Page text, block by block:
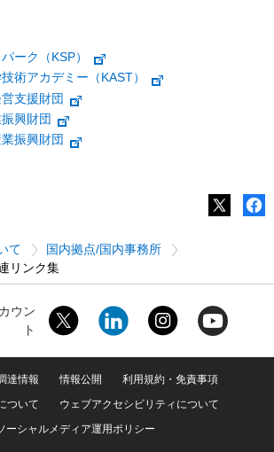
ーク（KSP）
術アカデミー（KAST）
支援財団
興財団
振興財団
て
国内拠点/国内事務所
リンク集
ウン
ト
達情報 情報公開
利用規約・免責事項
ついて
ウェブアクセシビリティについて
ーシャルメディア運用ポリシー